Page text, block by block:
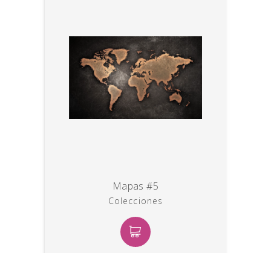
Mapas #5
Colecciones